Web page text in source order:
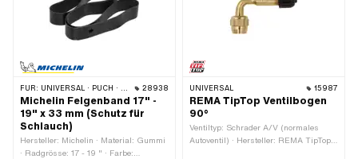
FÜR: UNIVERSAL · PUCH · SACHS · PONY / CILO (BETA 521 & 512) · PIAGGIO · ZÜNDAPP BELMONDO · BYE BIKE 28938
Michelin Felgenband 17" -
19" x 33 mm (Schutz für
Schlauch)
Hersteller: Michelin · Material: Gummi
· Radgrösse: 17 - 19 " · Farbe:
UNIVERSAL 15987
REMA TipTop Ventilbogen
90°
Ventiltyp: Schrader A/V (normales
Autoventil) · Hersteller: REMA TipTop ·